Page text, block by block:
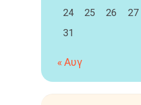
24
25 26 27
31
« Αυγ